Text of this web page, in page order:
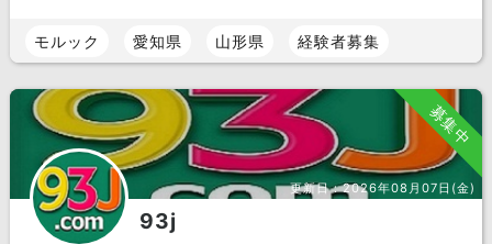
モルック 愛知県 山形県 経験者募集
募集中
更新日：2026年08月07日(金)
93j